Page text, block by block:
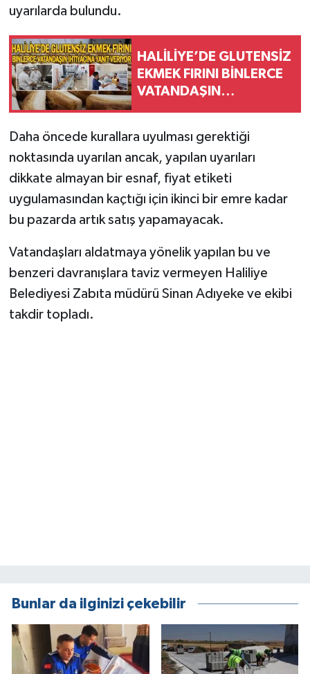
uyarılarda bulundu.
HALİLİYE’DE GLUTENSİZ
EKMEK FIRINI BİNLERCE
VATANDAŞIN
Daha öncede kurallara uyulması gerektiği
noktasında uyarılan ancak, yapılan uyarıları
dikkate almayan bir esnaf, fiyat etiketi
uygulamasından kaçtığı için ikinci bir emre kadar
bu pazarda artık satış yapamayacak.
Vatandaşları aldatmaya yönelik yapılan bu ve
benzeri davranışlara taviz vermeyen Haliliye
Belediyesi Zabıta müdürü Sinan Adıyeke ve ekibi
takdir topladı.
Bunlar da ilginizi çekebilir